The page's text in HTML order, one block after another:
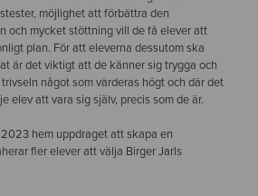
möjlighet att förbättra den
och mycket stöttning vill de få elever att
plan. För att eleverna dessutom ska
är det viktigt att de känner sig trygga och
något som värderas högt och där det
elev att vara sig själv, precis som de är.
hem uppdraget att skapa en
fler elever att välja Birger Jarls